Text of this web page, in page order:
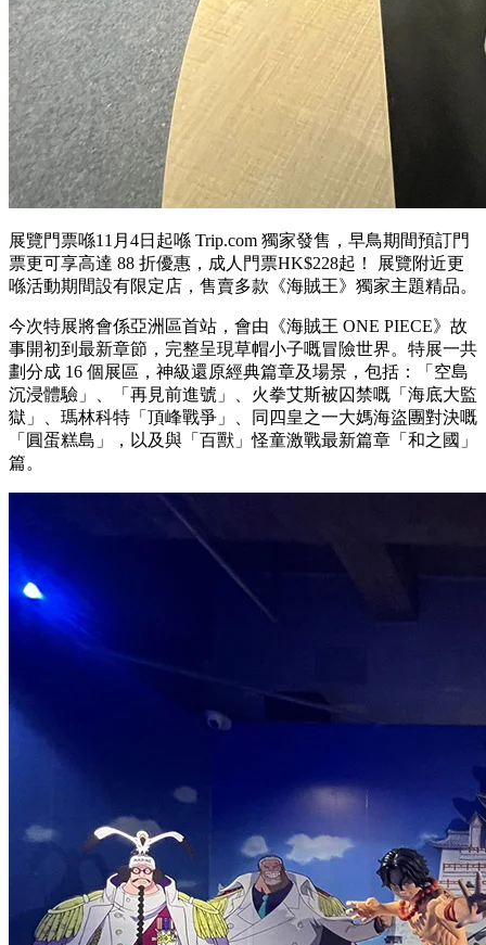
展覽門票喺11月4日起喺 Trip.com 獨家發售，早鳥期間預訂門
票更可享高達 88 折優惠，成人門票HK$228起！ 展覽附近更
喺活動期間設有限定店，售賣多款《海賊王》獨家主題精品。
今次特展將會係亞洲區首站，會由《海賊王 ONE PIECE》故
事開初到最新章節，完整呈現草帽小子嘅冒險世界。特展一共
劃分成 16 個展區，神級還原經典篇章及場景，包括：「空島
沉浸體驗」、「再見前進號」、火拳艾斯被囚禁嘅「海底大監
獄」、瑪林科特「頂峰戰爭」、同四皇之一大媽海盜團對決嘅
「圓蛋糕島」，以及與「百獸」怪童激戰最新篇章「和之國」
篇。